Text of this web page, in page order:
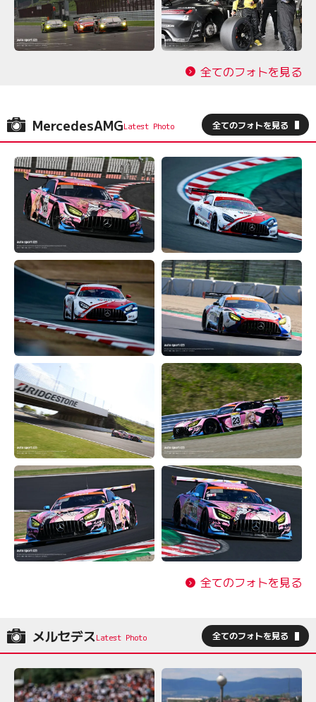
全てのフォトを見る
MercedesAMG 全てのフォトを見る
全てのフォトを見る
メルセデス 全てのフォトを見る